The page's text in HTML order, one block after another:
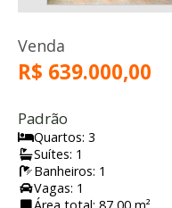
Venda
R$ 639.000,00
Padrão
Quartos: 3
Suítes: 1
Banheiros: 1
Vagas: 1